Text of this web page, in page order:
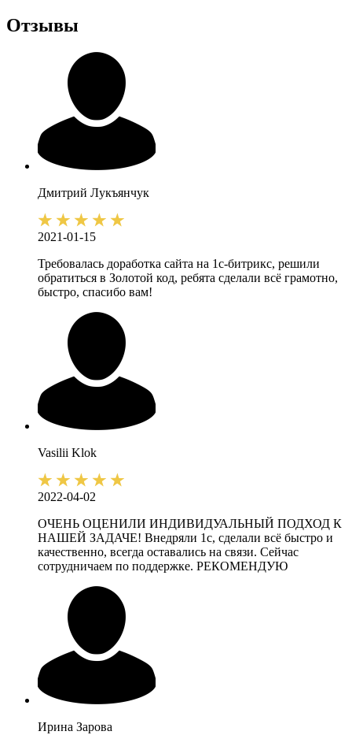
Отзывы
Дмитрий Лукъянчук
2021-01-15
Требовалась доработка сайта на 1с-битрикс, решили
обратиться в Золотой код, ребята сделали всё грамотно,
быстро, спасибо вам!
Vasilii Klok
2022-04-02
ОЧЕНЬ ОЦЕНИЛИ ИНДИВИДУАЛЬНЫЙ ПОДХОД К
НАШЕЙ ЗАДАЧЕ! Внедряли 1с, сделали всё быстро и
качественно, всегда оставались на связи. Сейчас
сотрудничаем по поддержке. РЕКОМЕНДУЮ
Ирина Зарова